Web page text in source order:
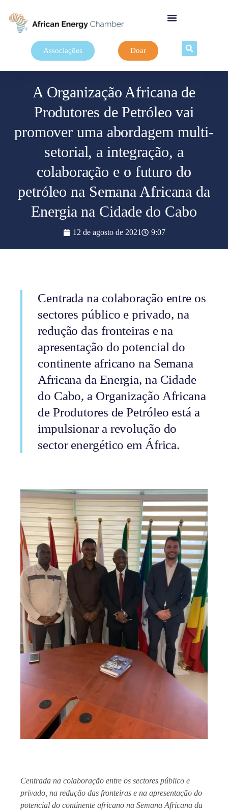
Associações Doar
A Organização Africana de
Produtores de Petróleo vai
promover uma abordagem multi-
setorial, a integração, a
colaboração e o futuro do
petróleo na Semana Africana da
Energia na Cidade do Cabo
12 de agosto de 2021 9:07
Centrada na colaboração entre os
sectores público e privado, na
redução das fronteiras e na
apresentação do potencial do
continente africano na Semana
Africana da Energia, na Cidade
do Cabo, a Organização Africana
de Produtores de Petróleo está a
impulsionar a revolução do
sector energético em África.
Centrada na colaboração entre os sectores público e
privado, na redução das fronteiras e na apresentação do
potencial do continente africano na Semana Africana da